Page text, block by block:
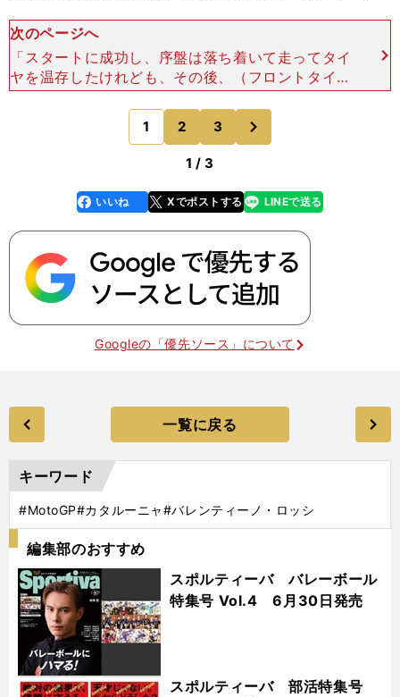
次のページへ
「スタートに成功し、序盤は落ち着いて走ってタイ
ヤを温存したけれども、その後、（フロントタイヤ
が）切れこむようになり、何度か＜警告＞があっ
た。燃料がまだ多い状態だったのであまり攻めすぎ
ないようにし、数周
1 2 3
1 / 3
faceboo
k
いいね Xでポストする
line LINEで送る
Googleの「優先ソース」について
一覧に戻る
キーワード
#MotoGP#カタルーニャ#バレンティーノ・ロッシ
編集部のおすすめ
スポルティーバ バレーボール
特集号 Vol.4 6月30日発売
スポルティーバ 部活特集号